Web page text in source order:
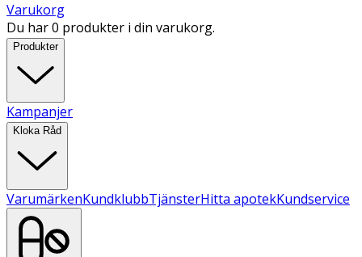
Varukorg
Du har 0 produkter i din varukorg.
Produkter
Kampanjer
Kloka Råd
VarumärkenKundklubbTjänsterHitta apotekKundservice